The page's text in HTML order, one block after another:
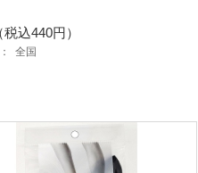
込440円）
全国